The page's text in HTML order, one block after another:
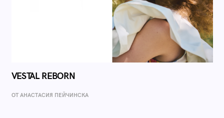
VESTAL REBORN
ОТ AНАСТАСИЯ ПЕЙЧИНСКА